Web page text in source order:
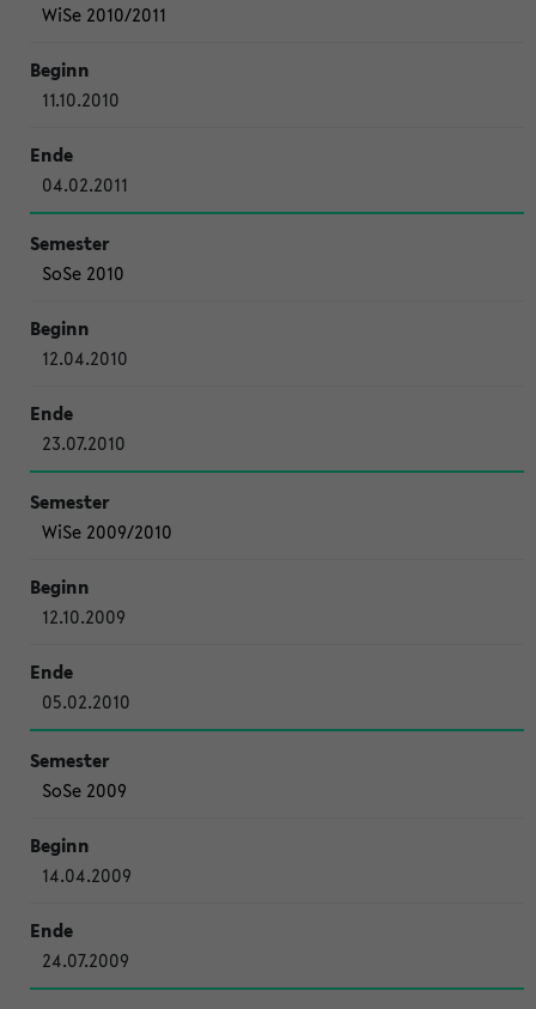
WiSe 2010/2011
11.10.2010
04.02.2011
SoSe 2010
12.04.2010
23.07.2010
WiSe 2009/2010
12.10.2009
05.02.2010
SoSe 2009
14.04.2009
24.07.2009